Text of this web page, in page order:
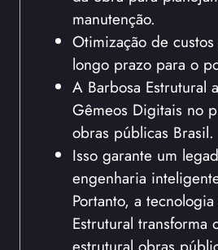
manutenção.
Otimização de
longo prazo para o
A Barbosa Estrutural
Gêmeos Digitais no
obras públicas Brasil.
Isso garante um
engenharia
Portanto, a
Estrutural transforma